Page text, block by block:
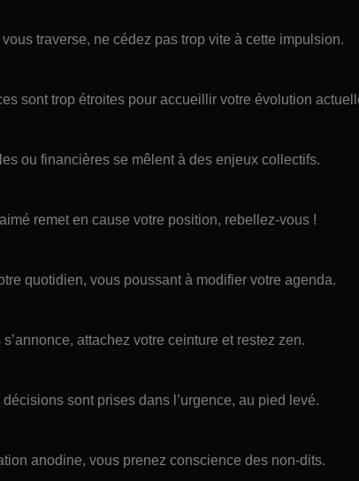
traverse, ne cédez pas trop vite à cette impulsion.
sont trop étroites pour accueillir votre évolution
ou financières se mêlent à des enjeux collectifs.
remet en cause votre position, rebellez-vous !
quotidien, vous poussant à modifier votre agenda.
attachez votre ceinture et restez zen.
sont prises dans l’urgence, au pied levé.
anodine, vous prenez conscience des non-dits.